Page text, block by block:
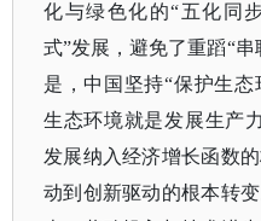
化与绿色化的“五化同
式”发展，避免了重蹈“
是，中国坚持“保护生
生态环境就是发展生产
发展纳入经济增长函数
动到创新驱动的根本转